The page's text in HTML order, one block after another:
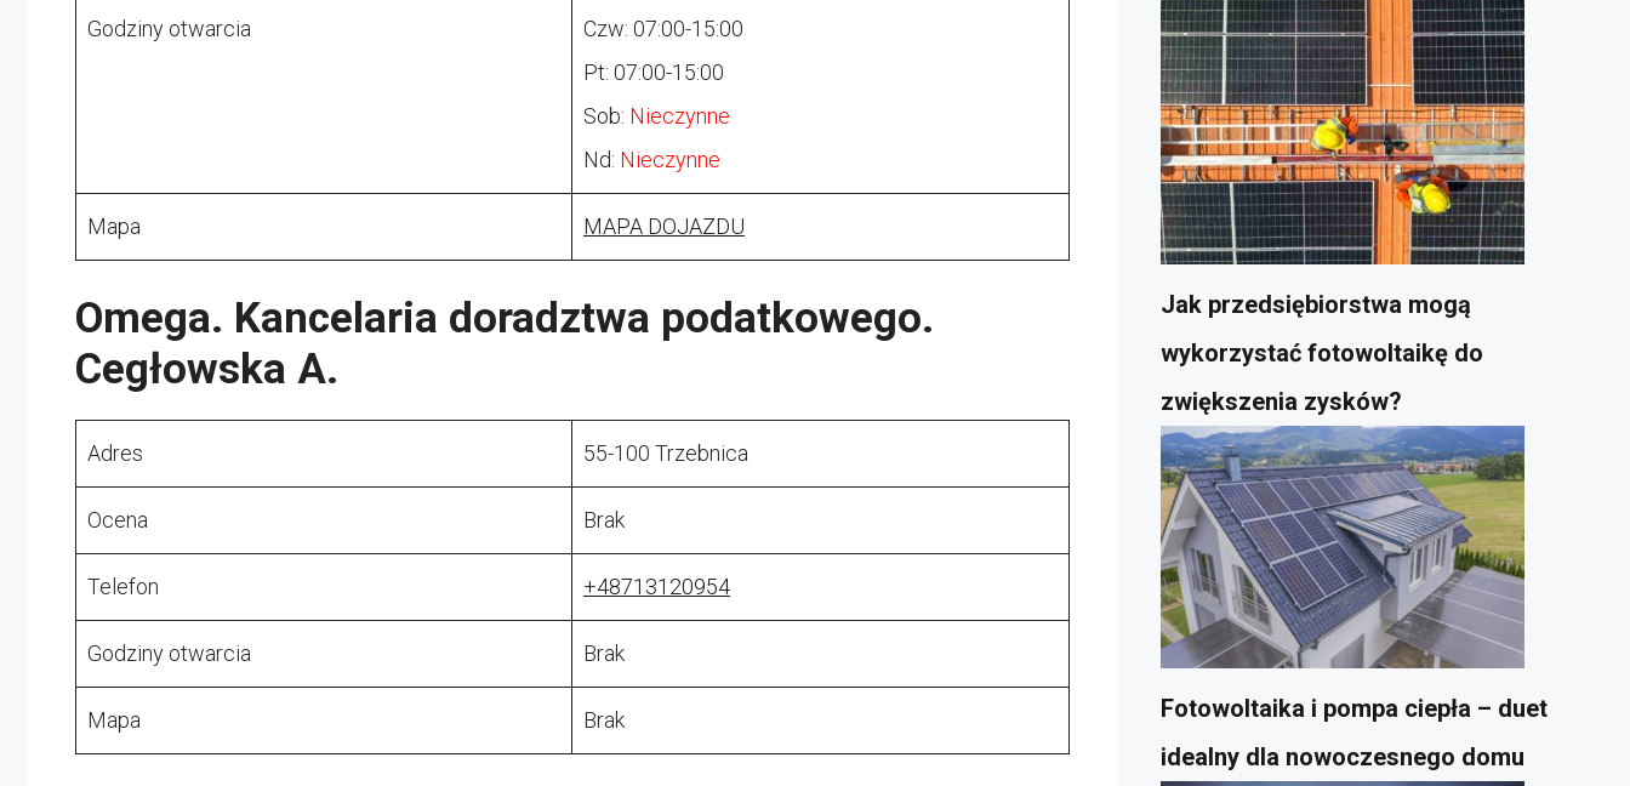
Godziny otwarcia
Czw: 07:00-15:00
Pt: 07:00-15:00
Sob: Nieczynne
Nd: Nieczynne
Mapa MAPA DOJAZDU
Omega. Kancelaria doradztwa podatkowego.
Cegłowska A.
Adres 55-100 Trzebnica
Ocena Brak
Telefon +48713120954
Godziny otwarcia Brak
Mapa Brak
Jak przedsiębiorstwa mogą
wykorzystać fotowoltaikę do
zwiększenia zysków?
Fotowoltaika i pompa ciepła – duet
idealny dla nowoczesnego domu